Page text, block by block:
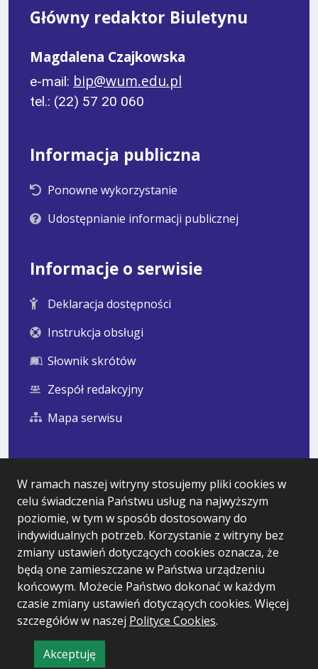
W ramach naszej witryny stosujemy pliki cookies w
celu świadczenia Państwu usług na najwyższym
poziomie, w tym w sposób dostosowany do
indywidualnych potrzeb. Korzystanie z witryny bez
zmiany ustawień dotyczących cookies oznacza, że
będą one zamieszczane w Państwa urządzeniu
końcowym. Możecie Państwo dokonać w każdym
czasie zmiany ustawień dotyczących cookies. Więcej
szczegółów w naszej Polityce Cookies.
Akceptuję
Główny redaktor Biuletynu
Magdalena Czajkowska
e-mail: bip@wum.edu.pl
tel.: (22) 57 20 060
Informacja publiczna
Ponowne wykorzystanie
Udostępnianie informacji publicznej
Informacje o serwisie
Deklaracja dostępności
Instrukcja obsługi
Słownik skrótów
Zespół redakcyjny
Mapa serwisu
Statystyki oglądalności
Ostatnio dodane
Polityka prywatności
Wersja systemu: 5.7.0 [99]
Ostatnia aktualizacja BIP: 07.08.2026 14:31
CMS i hosting: Logonet Sp. z o.o. w Bydgoszczy